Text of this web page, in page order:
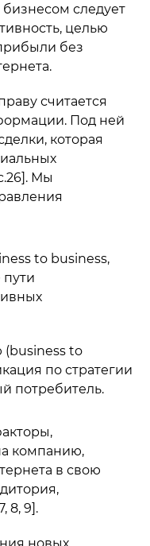
следует
целью
без
считается
Под ней
которая
Мы
to business,
(business to
по стратегии
потребитель.
компанию,
в свою
8, 9].
новых